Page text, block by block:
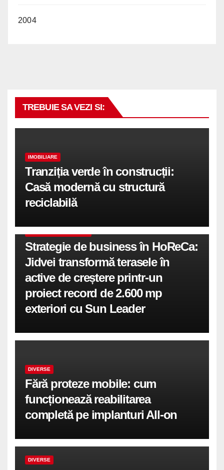
2004
TREBUIE SA VEZI SI:
IMOBILIARE
Tranziția verde în construcții:
Casă modernă cu structură
reciclabilă
Strategie de business în HoReCa:
Jidvei transformă terasele în
active de creștere printr-un
proiect record de 2.600 mp
exteriori cu Sun Leader
DIVERSE
Fără proteze mobile: cum
funcționează reabilitarea
completă pe implanturi All-on
DIVERSE